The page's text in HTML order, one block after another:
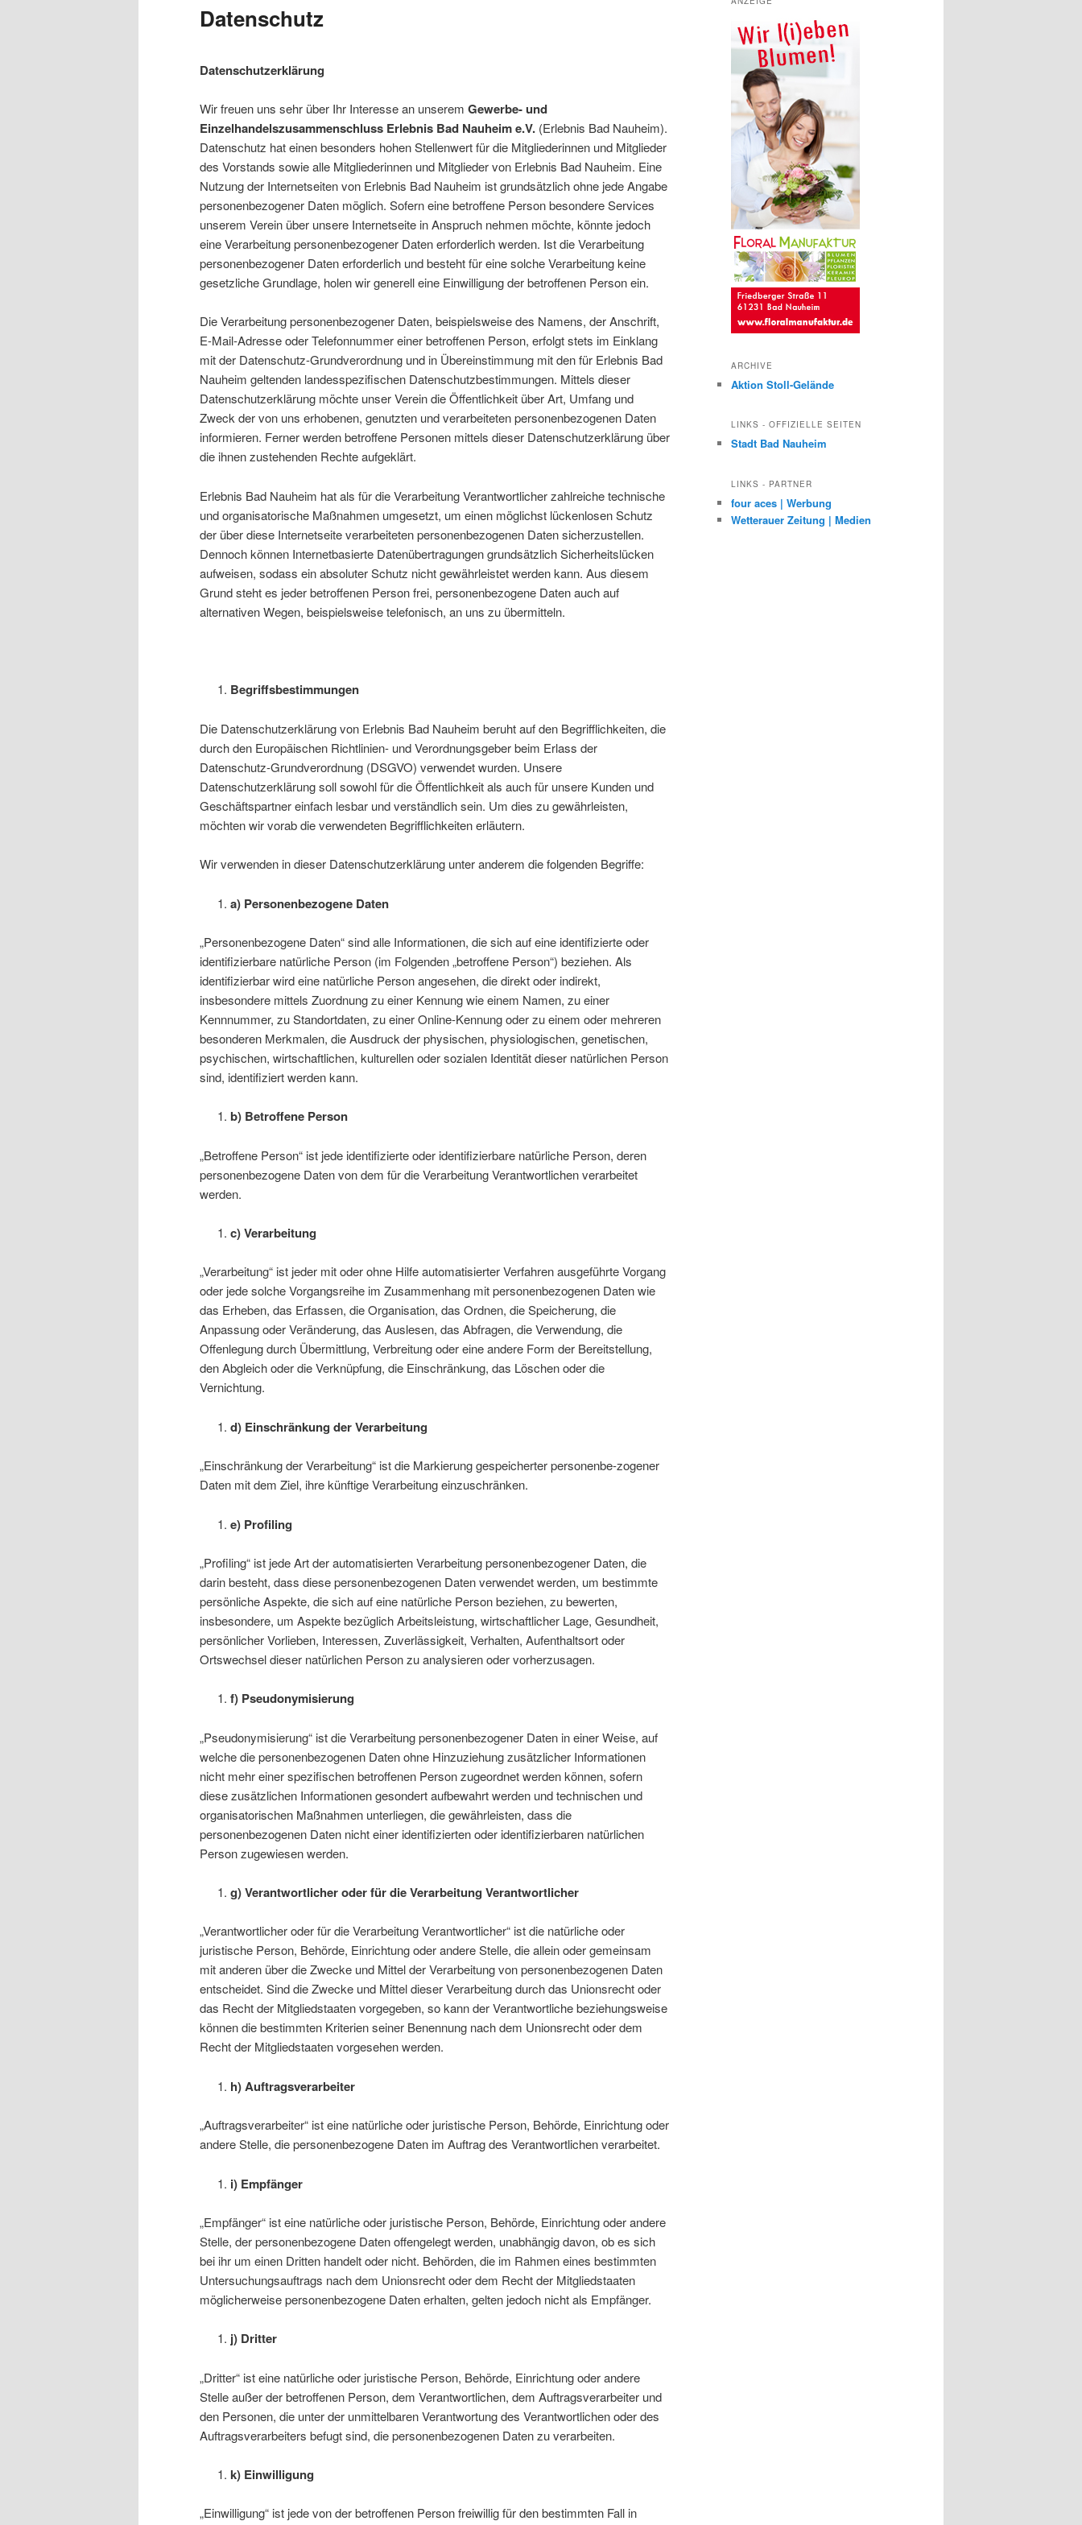
Datenschutz
Datenschutzerklärung
Wir freuen uns sehr über Ihr Interesse an unserem Gewerbe- und
Einzelhandelszusammenschluss Erlebnis Bad Nauheim e.V. (Erlebnis Bad Nauheim).
Datenschutz hat einen besonders hohen Stellenwert für die Mitgliederinnen und Mitglieder
des Vorstands sowie alle Mitgliederinnen und Mitglieder von Erlebnis Bad Nauheim. Eine
Nutzung der Internetseiten von Erlebnis Bad Nauheim ist grundsätzlich ohne jede Angabe
personenbezogener Daten möglich. Sofern eine betroffene Person besondere Services
unserem Verein über unsere Internetseite in Anspruch nehmen möchte, könnte jedoch
eine Verarbeitung personenbezogener Daten erforderlich werden. Ist die Verarbeitung
personenbezogener Daten erforderlich und besteht für eine solche Verarbeitung keine
gesetzliche Grundlage, holen wir generell eine Einwilligung der betroffenen Person ein.
Die Verarbeitung personenbezogener Daten, beispielsweise des Namens, der Anschrift,
E-Mail-Adresse oder Telefonnummer einer betroffenen Person, erfolgt stets im Einklang
mit der Datenschutz-Grundverordnung und in Übereinstimmung mit den für Erlebnis Bad
Nauheim geltenden landesspezifischen Datenschutzbestimmungen. Mittels dieser
Datenschutzerklärung möchte unser Verein die Öffentlichkeit über Art, Umfang und
Zweck der von uns erhobenen, genutzten und verarbeiteten personenbezogenen Daten
informieren. Ferner werden betroffene Personen mittels dieser Datenschutzerklärung über
die ihnen zustehenden Rechte aufgeklärt.
Erlebnis Bad Nauheim hat als für die Verarbeitung Verantwortlicher zahlreiche technische
und organisatorische Maßnahmen umgesetzt, um einen möglichst lückenlosen Schutz
der über diese Internetseite verarbeiteten personenbezogenen Daten sicherzustellen.
Dennoch können Internetbasierte Datenübertragungen grundsätzlich Sicherheitslücken
aufweisen, sodass ein absoluter Schutz nicht gewährleistet werden kann. Aus diesem
Grund steht es jeder betroffenen Person frei, personenbezogene Daten auch auf
alternativen Wegen, beispielsweise telefonisch, an uns zu übermitteln.
Begriffsbestimmungen
Die Datenschutzerklärung von Erlebnis Bad Nauheim beruht auf den Begrifflichkeiten, die
durch den Europäischen Richtlinien- und Verordnungsgeber beim Erlass der
Datenschutz-Grundverordnung (DSGVO) verwendet wurden. Unsere
Datenschutzerklärung soll sowohl für die Öffentlichkeit als auch für unsere Kunden und
Geschäftspartner einfach lesbar und verständlich sein. Um dies zu gewährleisten,
möchten wir vorab die verwendeten Begrifflichkeiten erläutern.
Wir verwenden in dieser Datenschutzerklärung unter anderem die folgenden Begriffe:
a) Personenbezogene Daten
„Personenbezogene Daten“ sind alle Informationen, die sich auf eine identifizierte oder
identifizierbare natürliche Person (im Folgenden „betroffene Person“) beziehen. Als
identifizierbar wird eine natürliche Person angesehen, die direkt oder indirekt,
insbesondere mittels Zuordnung zu einer Kennung wie einem Namen, zu einer
Kennnummer, zu Standortdaten, zu einer Online-Kennung oder zu einem oder mehreren
besonderen Merkmalen, die Ausdruck der physischen, physiologischen, genetischen,
psychischen, wirtschaftlichen, kulturellen oder sozialen Identität dieser natürlichen Person
sind, identifiziert werden kann.
b) Betroffene Person
„Betroffene Person“ ist jede identifizierte oder identifizierbare natürliche Person, deren
personenbezogene Daten von dem für die Verarbeitung Verantwortlichen verarbeitet
werden.
c) Verarbeitung
„Verarbeitung“ ist jeder mit oder ohne Hilfe automatisierter Verfahren ausgeführte Vorgang
oder jede solche Vorgangsreihe im Zusammenhang mit personenbezogenen Daten wie
das Erheben, das Erfassen, die Organisation, das Ordnen, die Speicherung, die
Anpassung oder Veränderung, das Auslesen, das Abfragen, die Verwendung, die
Offenlegung durch Übermittlung, Verbreitung oder eine andere Form der Bereitstellung,
den Abgleich oder die Verknüpfung, die Einschränkung, das Löschen oder die
Vernichtung.
d) Einschränkung der Verarbeitung
„Einschränkung der Verarbeitung“ ist die Markierung gespeicherter personenbe-zogener
Daten mit dem Ziel, ihre künftige Verarbeitung einzuschränken.
e) Profiling
„Profiling“ ist jede Art der automatisierten Verarbeitung personenbezogener Daten, die
darin besteht, dass diese personenbezogenen Daten verwendet werden, um bestimmte
persönliche Aspekte, die sich auf eine natürliche Person beziehen, zu bewerten,
insbesondere, um Aspekte bezüglich Arbeitsleistung, wirtschaftlicher Lage, Gesundheit,
persönlicher Vorlieben, Interessen, Zuverlässigkeit, Verhalten, Aufenthaltsort oder
Ortswechsel dieser natürlichen Person zu analysieren oder vorherzusagen.
f) Pseudonymisierung
„Pseudonymisierung“ ist die Verarbeitung personenbezogener Daten in einer Weise, auf
welche die personenbezogenen Daten ohne Hinzuziehung zusätzlicher Informationen
nicht mehr einer spezifischen betroffenen Person zugeordnet werden können, sofern
diese zusätzlichen Informationen gesondert aufbewahrt werden und technischen und
organisatorischen Maßnahmen unterliegen, die gewährleisten, dass die
personenbezogenen Daten nicht einer identifizierten oder identifizierbaren natürlichen
Person zugewiesen werden.
g) Verantwortlicher oder für die Verarbeitung Verantwortlicher
„Verantwortlicher oder für die Verarbeitung Verantwortlicher“ ist die natürliche oder
juristische Person, Behörde, Einrichtung oder andere Stelle, die allein oder gemeinsam
mit anderen über die Zwecke und Mittel der Verarbeitung von personenbezogenen Daten
entscheidet. Sind die Zwecke und Mittel dieser Verarbeitung durch das Unionsrecht oder
das Recht der Mitgliedstaaten vorgegeben, so kann der Verantwortliche beziehungsweise
können die bestimmten Kriterien seiner Benennung nach dem Unionsrecht oder dem
Recht der Mitgliedstaaten vorgesehen werden.
h) Auftragsverarbeiter
„Auftragsverarbeiter“ ist eine natürliche oder juristische Person, Behörde, Einrichtung oder
andere Stelle, die personenbezogene Daten im Auftrag des Verantwortlichen verarbeitet.
i) Empfänger
„Empfänger“ ist eine natürliche oder juristische Person, Behörde, Einrichtung oder andere
Stelle, der personenbezogene Daten offengelegt werden, unabhängig davon, ob es sich
bei ihr um einen Dritten handelt oder nicht. Behörden, die im Rahmen eines bestimmten
Untersuchungsauftrags nach dem Unionsrecht oder dem Recht der Mitgliedstaaten
möglicherweise personenbezogene Daten erhalten, gelten jedoch nicht als Empfänger.
j) Dritter
„Dritter“ ist eine natürliche oder juristische Person, Behörde, Einrichtung oder andere
Stelle außer der betroffenen Person, dem Verantwortlichen, dem Auftragsverarbeiter und
den Personen, die unter der unmittelbaren Verantwortung des Verantwortlichen oder des
Auftragsverarbeiters befugt sind, die personenbezogenen Daten zu verarbeiten.
k) Einwilligung
„Einwilligung“ ist jede von der betroffenen Person freiwillig für den bestimmten Fall in
ARCHIVE
Aktion Stoll-Gelände
LINKS - OFFIZIELLE SEITEN
Stadt Bad Nauheim
LINKS - PARTNER
four aces | Werbung
Wetterauer Zeitung | Medien